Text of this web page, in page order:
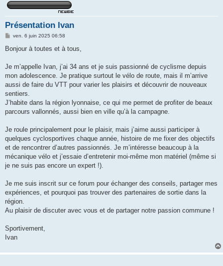
Présentation Ivan
M
s
g
ven. 6 juin 2025 06:58
Bonjour à toutes et à tous,
Je m’appelle Ivan, j’ai 34 ans et je suis passionné de cyclisme depuis
mon adolescence. Je pratique surtout le vélo de route, mais il m’arrive
aussi de faire du VTT pour varier les plaisirs et découvrir de nouveaux
sentiers.
J’habite dans la région lyonnaise, ce qui me permet de profiter de beaux
parcours vallonnés, aussi bien en ville qu’à la campagne.
Je roule principalement pour le plaisir, mais j’aime aussi participer à
quelques cyclosportives chaque année, histoire de me fixer des objectifs
et de rencontrer d’autres passionnés. Je m’intéresse beaucoup à la
mécanique vélo et j’essaie d’entretenir moi-même mon matériel (même si
je ne suis pas encore un expert !).
Je me suis inscrit sur ce forum pour échanger des conseils, partager mes
expériences, et pourquoi pas trouver des partenaires de sortie dans la
région.
Au plaisir de discuter avec vous et de partager notre passion commune !
Sportivement,
Ivan